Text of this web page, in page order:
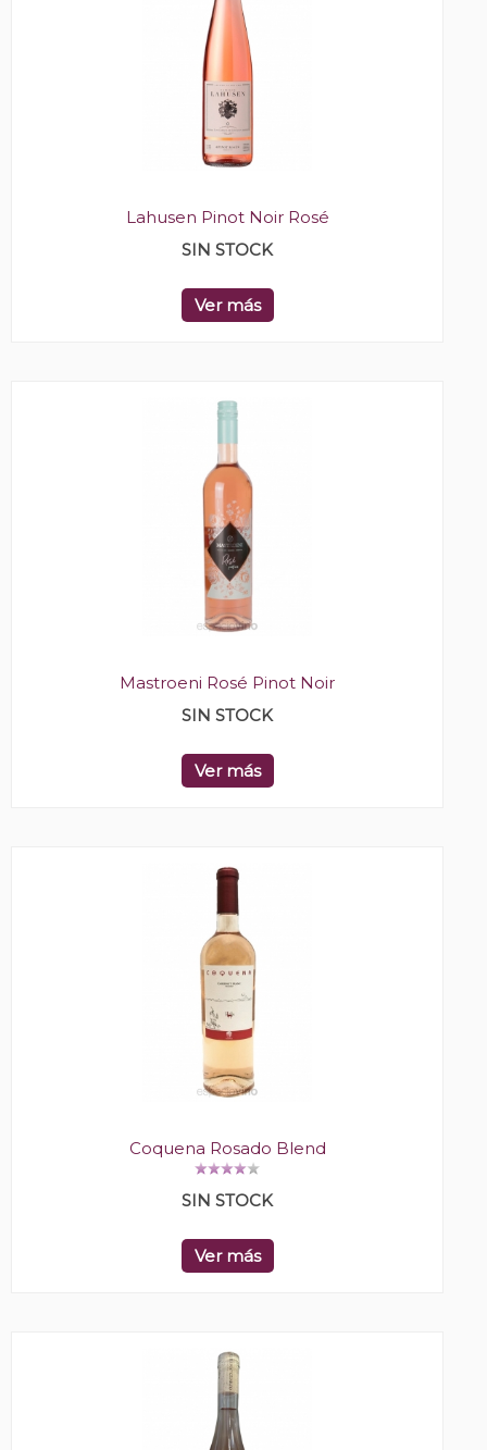
Lahusen Pinot Noir Rosé
SIN STOCK
Ver más
Mastroeni Rosé Pinot Noir
SIN STOCK
Ver más
Coquena Rosado Blend
SIN STOCK
Ver más